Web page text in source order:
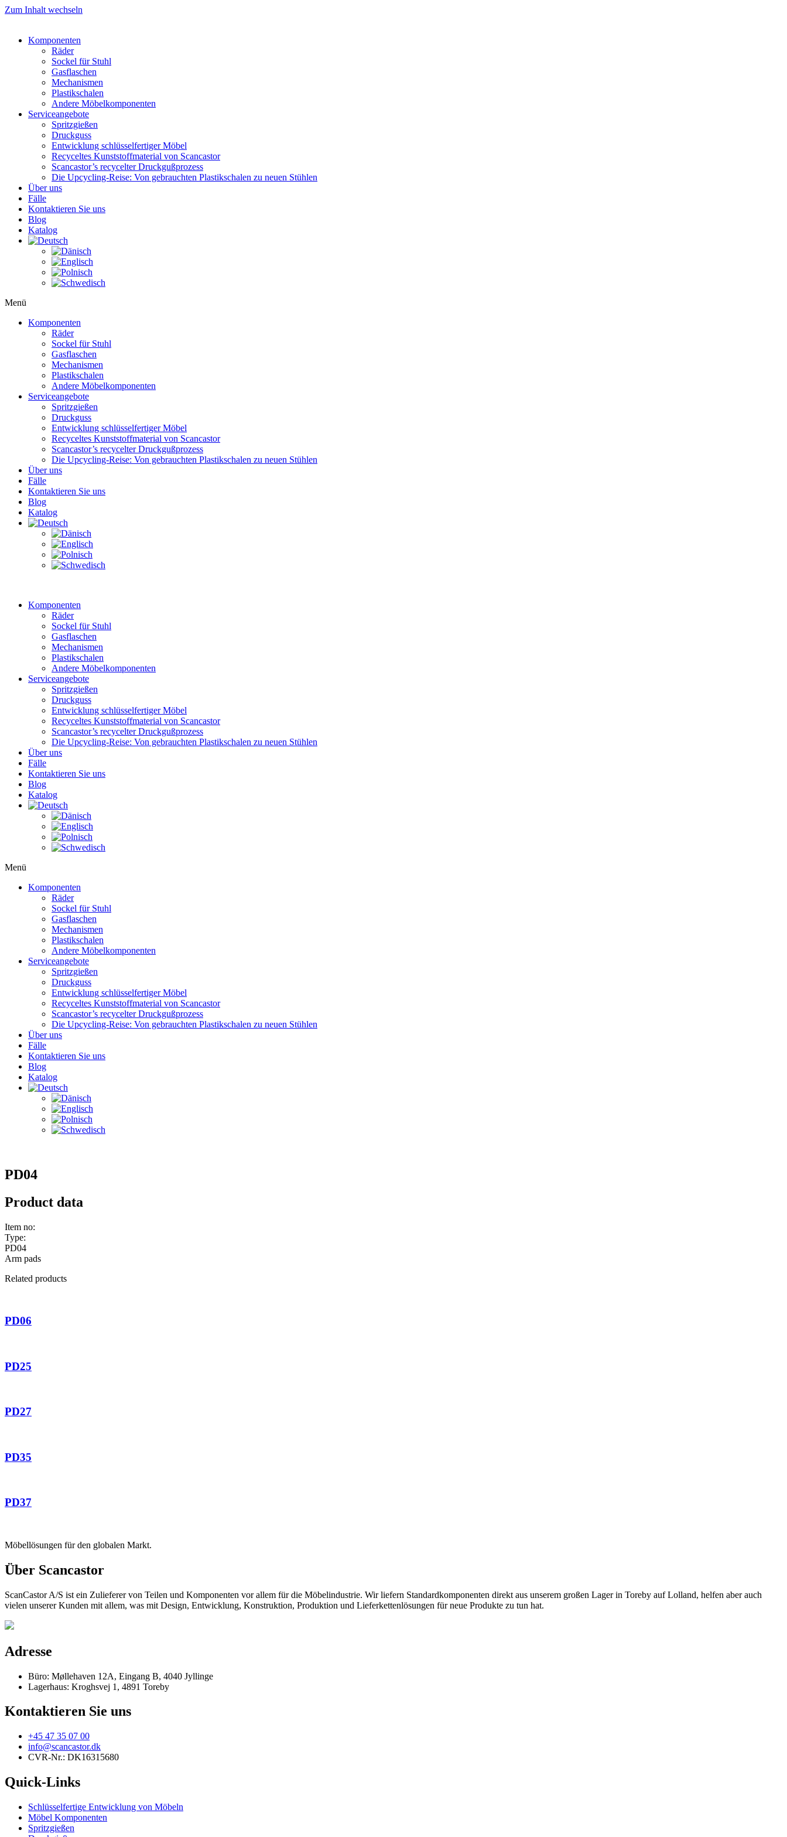
Zum Inhalt wechseln
Komponenten
Räder
Sockel für Stuhl
Gasflaschen
Mechanismen
Plastikschalen
Andere Möbelkomponenten
Serviceangebote
Spritzgießen
Druckguss
Entwicklung schlüsselfertiger Möbel
Recyceltes Kunststoffmaterial von Scancastor
Scancastor’s recycelter Druckgußprozess
Die Upcycling-Reise: Von gebrauchten Plastikschalen zu neuen Stühlen
Über uns
Fälle
Kontaktieren Sie uns
Blog
Katalog
Menü
Komponenten
Räder
Sockel für Stuhl
Gasflaschen
Mechanismen
Plastikschalen
Andere Möbelkomponenten
Serviceangebote
Spritzgießen
Druckguss
Entwicklung schlüsselfertiger Möbel
Recyceltes Kunststoffmaterial von Scancastor
Scancastor’s recycelter Druckgußprozess
Die Upcycling-Reise: Von gebrauchten Plastikschalen zu neuen Stühlen
Über uns
Fälle
Kontaktieren Sie uns
Blog
Katalog
Komponenten
Räder
Sockel für Stuhl
Gasflaschen
Mechanismen
Plastikschalen
Andere Möbelkomponenten
Serviceangebote
Spritzgießen
Druckguss
Entwicklung schlüsselfertiger Möbel
Recyceltes Kunststoffmaterial von Scancastor
Scancastor’s recycelter Druckgußprozess
Die Upcycling-Reise: Von gebrauchten Plastikschalen zu neuen Stühlen
Über uns
Fälle
Kontaktieren Sie uns
Blog
Katalog
Menü
Komponenten
Räder
Sockel für Stuhl
Gasflaschen
Mechanismen
Plastikschalen
Andere Möbelkomponenten
Serviceangebote
Spritzgießen
Druckguss
Entwicklung schlüsselfertiger Möbel
Recyceltes Kunststoffmaterial von Scancastor
Scancastor’s recycelter Druckgußprozess
Die Upcycling-Reise: Von gebrauchten Plastikschalen zu neuen Stühlen
Über uns
Fälle
Kontaktieren Sie uns
Blog
Katalog
PD04
Product data
Item no:
Type:
PD04
Arm pads
Related products
PD06
PD25
PD27
PD35
PD37
Möbellösungen für den globalen Markt.
Über Scancastor
ScanCastor A/S ist ein Zulieferer von Teilen und Komponenten vor allem für die Möbelindustrie. Wir liefern Standardkomponenten direkt aus unserem großen Lager in Toreby auf Lolland, helfen aber auch
vielen unserer Kunden mit allem, was mit Design, Entwicklung, Konstruktion, Produktion und Lieferkettenlösungen für neue Produkte zu tun hat.
Adresse
Büro: Møllehaven 12A, Eingang B, 4040 Jyllinge
Lagerhaus: Kroghsvej 1, 4891 Toreby
Kontaktieren Sie uns
+45 47 35 07 00
info@scancastor.dk
CVR-Nr.: DK16315680
Quick-Links
Schlüsselfertige Entwicklung von Möbeln
Möbel Komponenten
Spritzgießen